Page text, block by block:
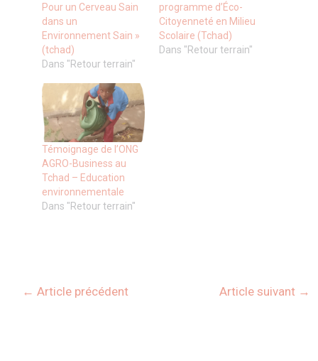
Pour un Cerveau Sain
dans un
Environnement Sain »
(tchad)
Dans "Retour terrain"
programme d’Éco-
Citoyenneté en Milieu
Scolaire (Tchad)
Dans "Retour terrain"
Témoignage de l’ONG
AGRO-Business au
Tchad – Education
environnementale
Dans "Retour terrain"
← Article précédent Article suivant →